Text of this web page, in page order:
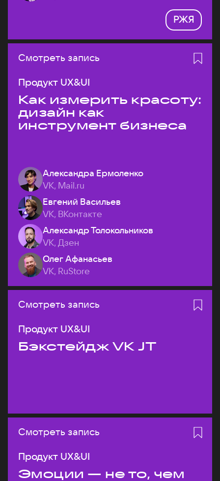
РЖЯ
Смотреть запись
Продукт UX&UI
Как измерить красоту:
дизайн как
инструмент бизнеса
Александра Ермоленко
VK, Mail.ru
Евгений Васильев
VK, ВКонтакте
Александр Толокольников
VK, Дзен
Олег Афанасьев
VK, RuStore
Смотреть запись
Продукт UX&UI
Бэкстейдж VK JT
Смотреть запись
Продукт UX&UI
Эмоции — не то, чем